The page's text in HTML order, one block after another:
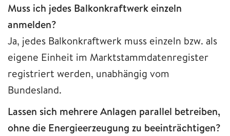
Muss ich jedes Balkonkraftwerk einzeln
anmelden?
Ja, jedes Balkonkraftwerk muss einzeln bzw. als
eigene Einheit im Marktstammdatenregister
registriert werden, unabhängig vom
Bundesland.
Lassen sich mehrere Anlagen parallel betreiben,
ohne die Energieerzeugung zu beeinträchtigen?